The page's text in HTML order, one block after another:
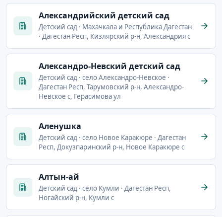
Александрийский детский сад
Детский сад · Махачкала и Республика Дагестан
· Дагестан Респ, Кизлярский р-н, Александрия с
Александро-Невский детский сад
Детский сад · село Александро-Невское ·
Дагестан Респ, Тарумовский р-н, Александро-
Невское с, Герасимова ул
Аленушка
Детский сад · село Новое Каракюре · Дагестан
Респ, Докузпаринский р-н, Новое Каракюре с
Алтын-ай
Детский сад · село Кумли · Дагестан Респ,
Ногайский р-н, Кумли с